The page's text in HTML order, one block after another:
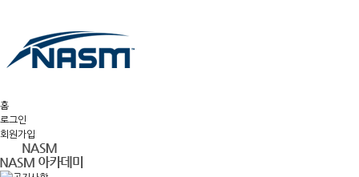
홈
로그인
회원가입